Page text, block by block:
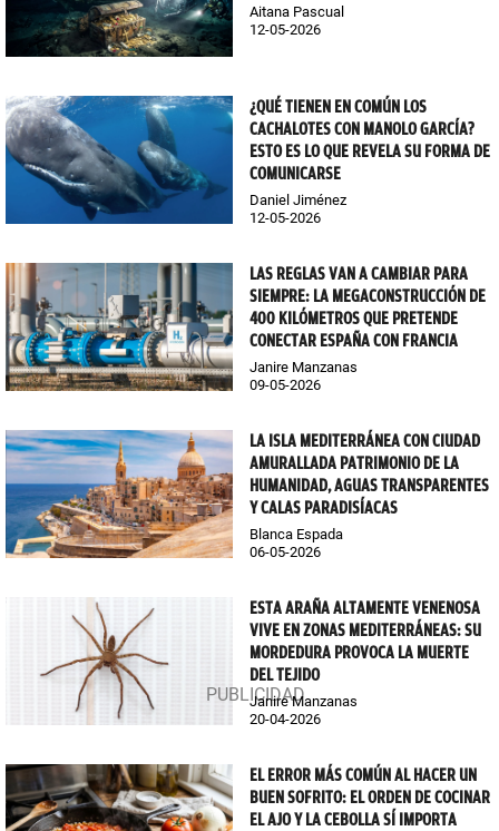
Aitana Pascual
12-05-2026
¿QUÉ TIENEN EN COMÚN LOS
CACHALOTES CON MANOLO GARCÍA?
ESTO ES LO QUE REVELA SU FORMA DE
COMUNICARSE
Daniel Jiménez
12-05-2026
LAS REGLAS VAN A CAMBIAR PARA
SIEMPRE: LA MEGACONSTRUCCIÓN DE
400 KILÓMETROS QUE PRETENDE
CONECTAR ESPAÑA CON FRANCIA
Janire Manzanas
09-05-2026
LA ISLA MEDITERRÁNEA CON CIUDAD
AMURALLADA PATRIMONIO DE LA
HUMANIDAD, AGUAS TRANSPARENTES
Y CALAS PARADISÍACAS
Blanca Espada
06-05-2026
ESTA ARAÑA ALTAMENTE VENENOSA
VIVE EN ZONAS MEDITERRÁNEAS: SU
MORDEDURA PROVOCA LA MUERTE
DEL TEJIDO
Janire Manzanas
20-04-2026
EL ERROR MÁS COMÚN AL HACER UN
BUEN SOFRITO: EL ORDEN DE COCINAR
EL AJO Y LA CEBOLLA SÍ IMPORTA